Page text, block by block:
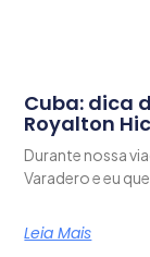
Cuba: dica
Royalton
Durante nossa
Varadero e eu
Leia Mais